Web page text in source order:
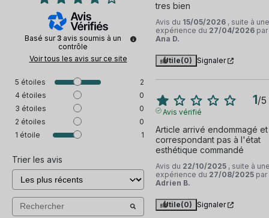
Basé sur3 avis soumis à un
contrôle
Voir tous les avis sur ce site
5 étoiles
2
4 étoiles
0
3 étoiles
0
2 étoiles
0
1 étoile 1
Trier les avis
tres bien
Avis du 15/05/2026 , suite à une
expérience du 27/04/2026 par
Ana D.
Utile(0) Signaler
1/5
Avis vérifié
Article arrivé endommagé
correspondant pas à l'état
esthétique commandé
Avis du 22/10/2025 , suite à
expérience du 27/08/2025 par
Adrien B.
Utile(0) Signaler